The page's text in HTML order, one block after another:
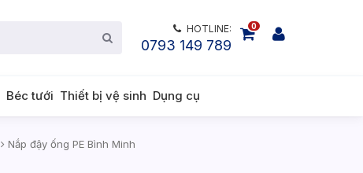
HOTLINE:
0793 149 789
0
Béc tưới Thiết bị vệ sinh Dụng cụ
Nắp đậy ống PE Bình Minh